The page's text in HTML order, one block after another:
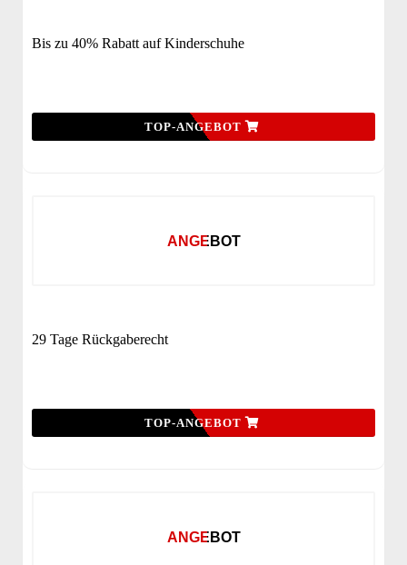
Bis zu 40% Rabatt auf Kinderschuhe
TOP-ANGEBOT
ANGEBOT
29 Tage Rückgaberecht
TOP-ANGEBOT
ANGEBOT